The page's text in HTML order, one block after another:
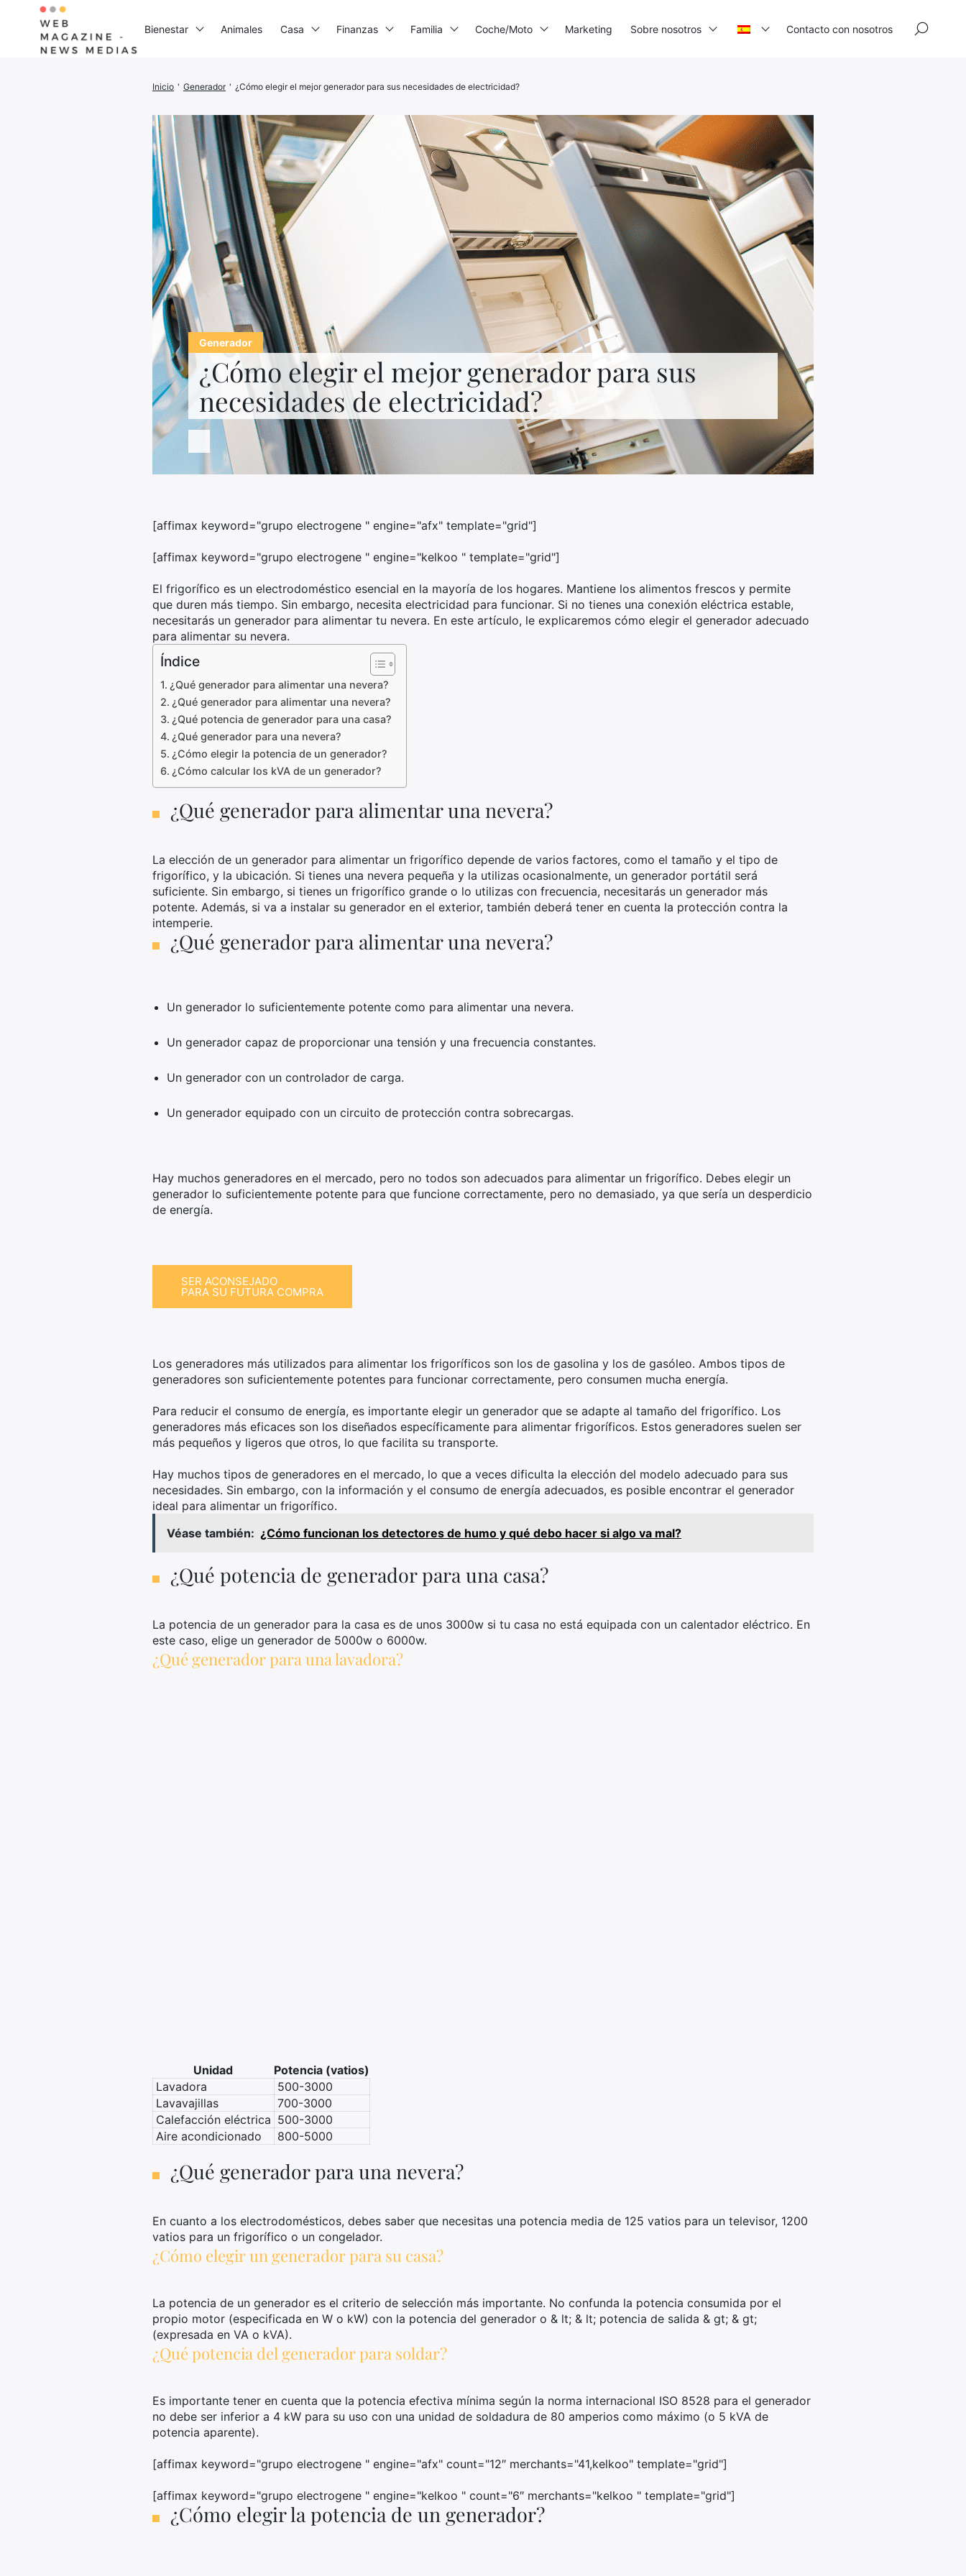
Generador
¿Cómo elegir el mejor generador para sus
necesidades de electricidad?
Inicio ' Generador ' ¿Cómo elegir el mejor generador para sus necesidades de electricidad?
[affimax keyword="grupo electrogene " engine="afx" template="grid"]
[affimax keyword="grupo electrogene " engine="kelkoo " template="grid"]
El frigorífico es un electrodoméstico esencial en la mayoría de los hogares. Mantiene los alimentos frescos y permite
que duren más tiempo. Sin embargo, necesita electricidad para funcionar. Si no tienes una conexión eléctrica estable,
necesitarás un generador para alimentar tu nevera. En este artículo, le explicaremos cómo elegir el generador adecuado
para alimentar su nevera.
Índice
¿Qué generador para alimentar una nevera?
¿Qué generador para alimentar una nevera?
¿Qué potencia de generador para una casa?
¿Qué generador para una nevera?
¿Cómo elegir la potencia de un generador?
¿Cómo calcular los kVA de un generador?
¿Qué generador para alimentar una nevera?
La elección de un generador para alimentar un frigorífico depende de varios factores, como el tamaño y el tipo de
frigorífico, y la ubicación. Si tienes una nevera pequeña y la utilizas ocasionalmente, un generador portátil será
suficiente. Sin embargo, si tienes un frigorífico grande o lo utilizas con frecuencia, necesitarás un generador más
potente. Además, si va a instalar su generador en el exterior, también deberá tener en cuenta la protección contra la
intemperie.
¿Qué generador para alimentar una nevera?
Un generador lo suficientemente potente como para alimentar una nevera.
Un generador capaz de proporcionar una tensión y una frecuencia constantes.
Un generador con un controlador de carga.
Un generador equipado con un circuito de protección contra sobrecargas.
Hay muchos generadores en el mercado, pero no todos son adecuados para alimentar un frigorífico. Debes elegir un
generador lo suficientemente potente para que funcione correctamente, pero no demasiado, ya que sería un desperdicio
de energía.
SER ACONSEJADO
PARA SU FUTURA COMPRA
Los generadores más utilizados para alimentar los frigoríficos son los de gasolina y los de gasóleo. Ambos tipos de
generadores son suficientemente potentes para funcionar correctamente, pero consumen mucha energía.
Para reducir el consumo de energía, es importante elegir un generador que se adapte al tamaño del frigorífico. Los
generadores más eficaces son los diseñados específicamente para alimentar frigoríficos. Estos generadores suelen ser
más pequeños y ligeros que otros, lo que facilita su transporte.
Hay muchos tipos de generadores en el mercado, lo que a veces dificulta la elección del modelo adecuado para sus
necesidades. Sin embargo, con la información y el consumo de energía adecuados, es posible encontrar el generador
ideal para alimentar un frigorífico.
Véase también: ¿Cómo funcionan los detectores de humo y qué debo hacer si algo va mal?
¿Qué potencia de generador para una casa?
La potencia de un generador para la casa es de unos 3000w si tu casa no está equipada con un calentador eléctrico. En
este caso, elige un generador de 5000w o 6000w.
¿Qué generador para una lavadora?
Unidad
Potencia (vatios)
Lavadora
500-3000
Lavavajillas
700-3000
Calefacción eléctrica 500-3000
Aire acondicionado
800-5000
¿Qué generador para una nevera?
En cuanto a los electrodomésticos, debes saber que necesitas una potencia media de 125 vatios para un televisor, 1200
vatios para un frigorífico o un congelador.
¿Cómo elegir un generador para su casa?
La potencia de un generador es el criterio de selección más importante. No confunda la potencia consumida por el
propio motor (especificada en W o kW) con la potencia del generador o & lt; & lt; potencia de salida & gt; & gt;
(expresada en VA o kVA).
¿Qué potencia del generador para soldar?
Es importante tener en cuenta que la potencia efectiva mínima según la norma internacional ISO 8528 para el generador
no debe ser inferior a 4 kW para su uso con una unidad de soldadura de 80 amperios como máximo (o 5 kVA de
potencia aparente).
[affimax keyword="grupo electrogene " engine="afx" count="12″ merchants="41,kelkoo" template="grid"]
[affimax keyword="grupo electrogene " engine="kelkoo " count="6″ merchants="kelkoo " template="grid"]
¿Cómo elegir la potencia de un generador?
Bienestar Animales Casa
Impresora 3D
Generador
Finanzas Familia Coche/Moto Marketing Sobre nosotros Contacto con nosotros
Busca: